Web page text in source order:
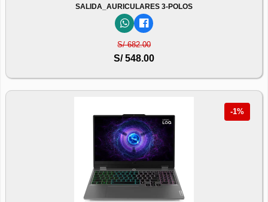
SALIDA_AURICULARES 3-POLOS
S/ 682.00
S/ 548.00
-1%